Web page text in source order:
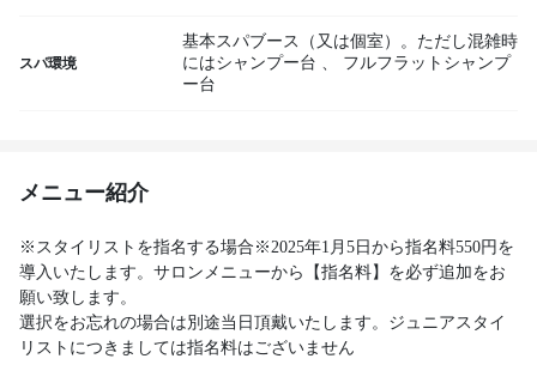
スパ環境
基本スパブース（又は個室）。ただし混雑時
にはシャンプー台 、
フルフラットシャンプ
ー台
メニュー紹介
※スタイリストを指名する場合※2025年1月5日から指名料550円を
導入いたします。サロンメニューから【指名料】を必ず追加をお
願い致します。
選択をお忘れの場合は別途当日頂戴いたします。ジュニアスタイ
リストにつきましては指名料はございません